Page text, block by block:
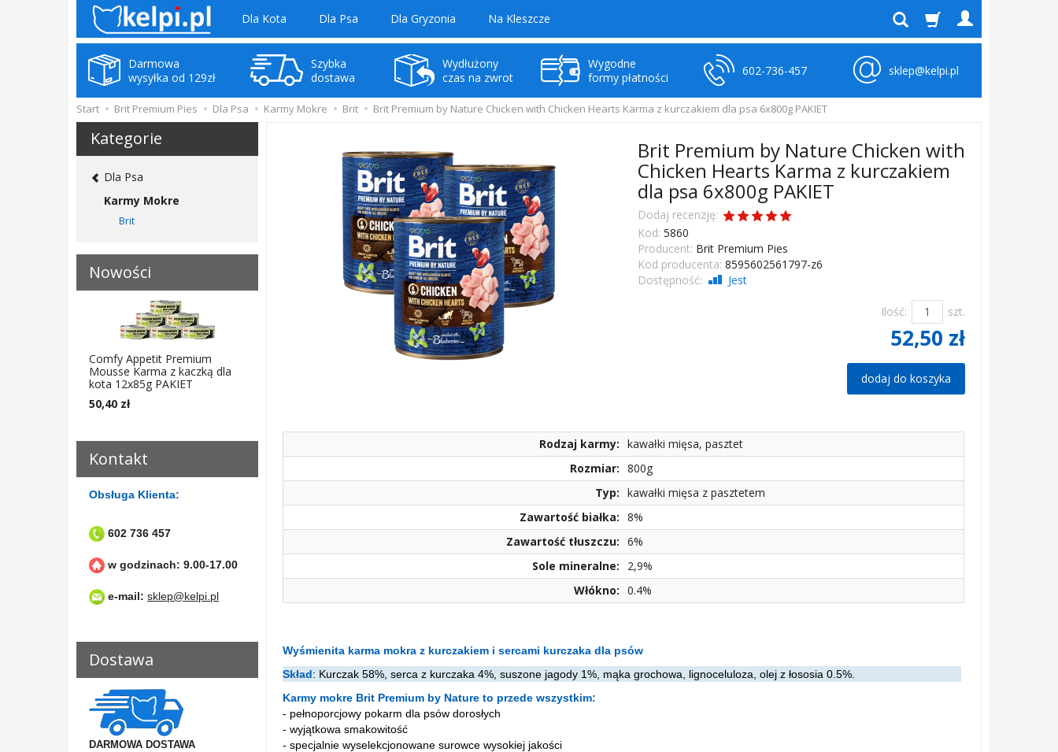
Dla Kota Dla Psa Dla Gryzonia Na Kleszcze
Darmowa
wysyłka od 129zł
Szybka
dostawa
Wydłużony
czas na zwrot
Wygodne
formy płatności
602-736-457 sklep@kelpi.pl
Start Brit Premium Pies Dla Psa Karmy Mokre Brit Brit Premium by Nature Chicken with Chicken Hearts Karma z kurczakiem dla psa 6x800g PAKIET
Brit Premium by Nature Chicken with
Chicken Hearts Karma z kurczakiem
dla psa 6x800g PAKIET
Dodaj recenzję:
Kod: 5860
Producent: Brit Premium Pies
Kod producenta: 8595602561797-z6
Dostępność:
Jest
Ilość: szt.
52,50 zł
dodaj do koszyka
Rodzaj karmy: kawałki mięsa, pasztet
Rozmiar: 800g
Typ: kawałki mięsa z pasztetem
Zawartość białka: 8%
Zawartość tłuszczu: 6%
Sole mineralne:
2,9%
Włókno: 0.4%
Wyśmienita karma mokra z kurczakiem i sercami kurczaka dla psów
Skład: Kurczak 58%, serca z kurczaka 4%, suszone jagody 1%, mąka grochowa, lignoceluloza, olej z łososia 0.5%.
Karmy mokre Brit Premium by Nature to przede wszystkim:
- pełnoporcjowy pokarm dla psów dorosłych
- wyjątkowa smakowitość
- specjalnie wyselekcjonowane surowce wysokiej jakości
Kategorie
Dla Psa
Karmy Mokre
Brit
Nowości
Comfy Appetit Premium
Mousse Karma z kaczką dla
kota 12x85g PAKIET
50,40 zł
Kontakt
Obsługa Klienta:
602 736 457
w godzinach: 9.00-17.00
e-mail: sklep@kelpi.pl
Dostawa
DARMOWA DOSTAWA